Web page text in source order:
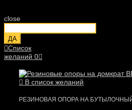
close
ДА
Список
желаний 0
В список желаний
РЕЗИНОВАЯ ОПОРА НА